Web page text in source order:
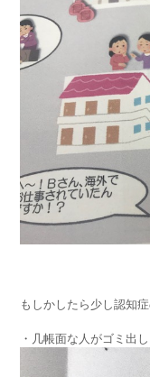
もしかしたら少し認知
・几帳面な人がゴミ出